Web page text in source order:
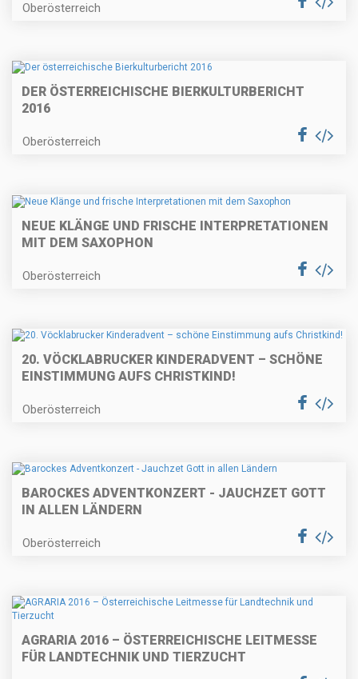
Oberösterreich
DER ÖSTERREICHISCHE BIERKULTURBERICHT
2016
Oberösterreich
NEUE KLÄNGE UND FRISCHE INTERPRETATIONEN
MIT DEM SAXOPHON
Oberösterreich
20. VÖCKLABRUCKER KINDERADVENT – SCHÖNE
EINSTIMMUNG AUFS CHRISTKIND!
Oberösterreich
BAROCKES ADVENTKONZERT - JAUCHZET GOTT
IN ALLEN LÄNDERN
Oberösterreich
AGRARIA 2016 – ÖSTERREICHISCHE LEITMESSE
FÜR LANDTECHNIK UND TIERZUCHT